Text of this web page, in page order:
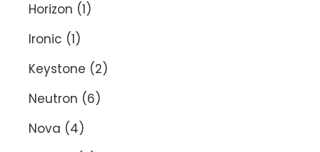
Horizon (1)
Ironic (1)
Keystone (2)
Neutron (6)
Nova (4)